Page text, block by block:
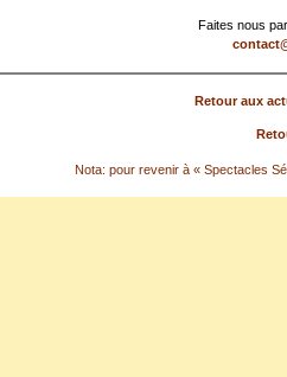
Faites nous
Retour aux
Nota: pour revenir à « Spectacles